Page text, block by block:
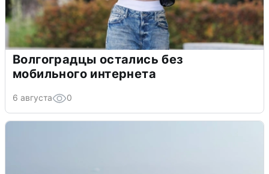
Волгоградцы остались без
мобильного интернета
6 августа 0